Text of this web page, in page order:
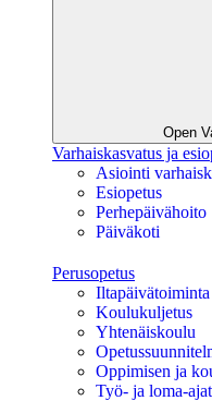
Open
Varhaiskasvatus ja
Asiointi
Esiopetus
Perhepäivähoito
Päiväkoti
Perusopetus
Koulukuljetus
Yhtenäiskoulu
Oppimisen ja
Työ- ja loma-